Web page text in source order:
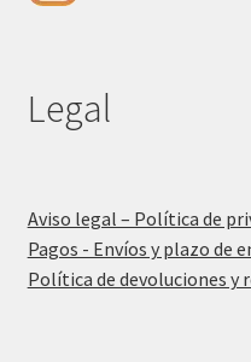
Legal
Aviso legal – Política de
Pagos - Envíos y plazo de
Política de devoluciones y